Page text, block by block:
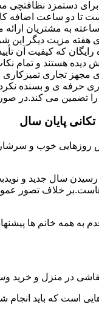
دو ساعت اضافه
هفته مزیت دیگر این
که کیفیت آن
دیده هستند و تمام
مجهز تجاری
حرفه ی و بسنده
تضمین می کند.در
پایان سال
خوب و سرشار
سال جدید و
خلاف تصور
به همه خانم ها
نقاشی در منزل و خرید
است که باید انجام